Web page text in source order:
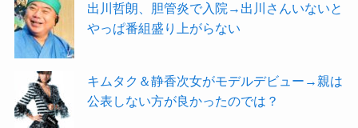
出川哲朗、胆管炎で入院→出川さんいないと
やっぱ番組盛り上がらない
キムタク＆静香次女がモデルデビュー→親は
公表しない方が良かったのでは？